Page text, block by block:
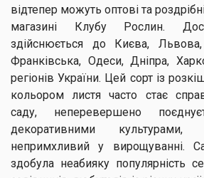
відтепер можуть оптові та
магазині Клубу Рослин.
здійснюється до Києва,
Франківська, Одеси, Дніпра,
регіонів України. Цей сорт із
кольором листя часто стає
саду, неперевершено
декоративними культурами,
непримхливий у вирощуванні.
здобула неабияку популярність